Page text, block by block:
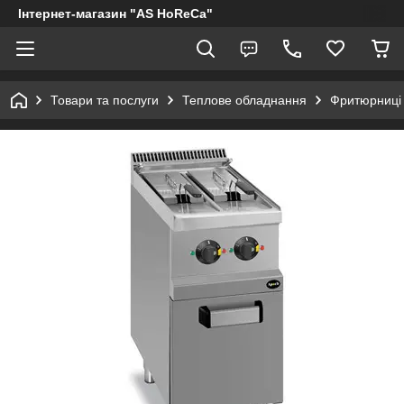
Інтернет-магазин "AS HoReCa"
Товари та послуги Теплове обладнання Фритюрниці